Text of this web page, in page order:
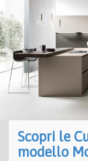
Scopri le
modello